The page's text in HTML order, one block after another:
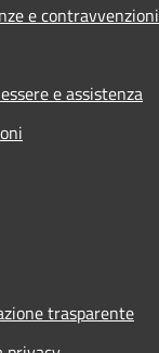
e contravvenzioni
e assistenza
trasparente